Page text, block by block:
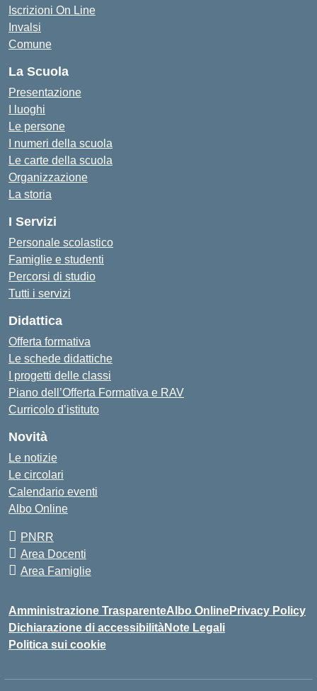
Iscrizioni On Line
Invalsi
Comune
La Scuola
Presentazione
I luoghi
Le persone
I numeri della scuola
Le carte della scuola
Organizzazione
La storia
I Servizi
Personale scolastico
Famiglie e studenti
Percorsi di studio
Tutti i servizi
Didattica
Offerta formativa
Le schede didattiche
I progetti delle classi
Piano dell’Offerta Formativa e RAV
Curricolo d’istituto
Novità
Le notizie
Le circolari
Calendario eventi
Albo Online
PNRR
Area Docenti
Area Famiglie
Amministrazione TrasparenteAlbo OnlinePrivacy Policy
Dichiarazione di accessibilitàNote Legali
Politica sui cookie